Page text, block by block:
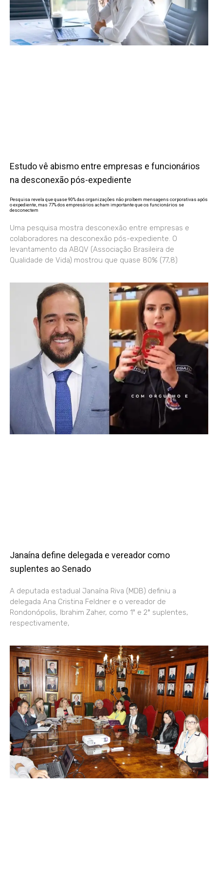
Estudo vê abismo entre empresas e funcionários
na desconexão pós-expediente
Pesquisa revela que quase 90% das organizações não proíbem mensagens corporativas após
o expediente, mas 77% dos empresários acham importante que os funcionários se
desconectem
Uma pesquisa mostra desconexão entre empresas e
colaboradores na desconexão pós-expediente. O
levantamento da ABQV (Associação Brasileira de
Qualidade de Vida) mostrou que quase 80% (77,8)
Janaína define delegada e vereador como
suplentes ao Senado
A deputada estadual Janaína Riva (MDB) definiu a
delegada Ana Cristina Feldner e o vereador de
Rondonópolis, Ibrahim Zaher, como 1º e 2ª suplentes,
respectivamente,